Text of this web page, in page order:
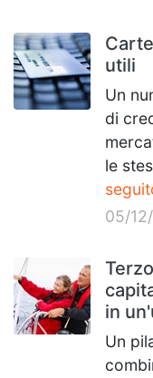
utili
Un
di
le
05/
in
Un